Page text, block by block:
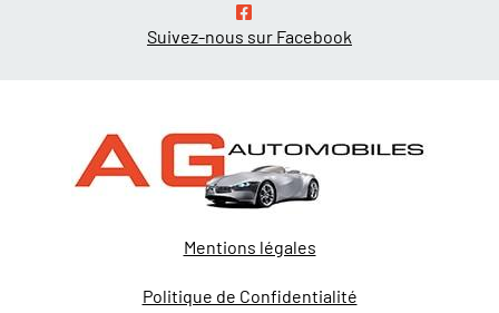
Suivez-nous sur Facebook
Mentions légales
Politique de Confidentialité